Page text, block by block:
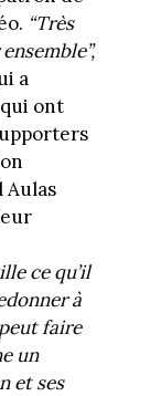
“Très
a
ont
ce qu’il
à
faire
un
et ses